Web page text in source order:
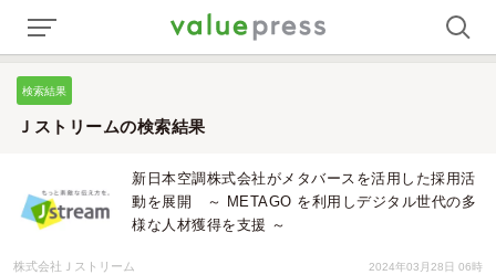
検索結果
Ｊストリームの検索結果
新日本空調株式会社がメタバースを活用した採用活
動を展開 ～ METAGO を利用しデジタル世代の多
様な人材獲得を支援 ～
株式会社Ｊストリーム 2024年03月28日 06時